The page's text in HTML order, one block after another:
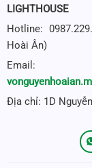
LIGHTHOUSE
Hotline:
Hoài Ân)
Địa chỉ: 1D